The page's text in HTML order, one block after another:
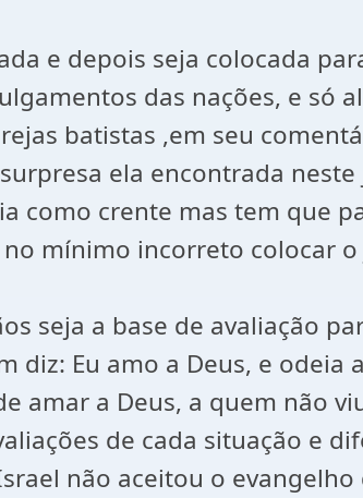
e depois seja colocada
das nações, e só
batistas ,em seu
ela encontrada
como crente mas tem que
mínimo incorreto colocar
seja a base de avaliação
diz: Eu amo a Deus, e odeia
amar a Deus, a quem não
de cada situação e
não aceitou o